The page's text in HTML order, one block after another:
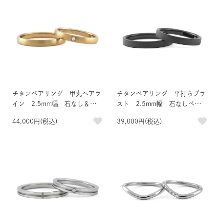
チタンペアリング 甲丸ヘアラ
イン 2.5mm幅 石なし＆天
ド
44,000円(税込)
チタンペアリング 平打ちブラ
スト 2.5mm幅 石なしペ
39,000円(税込)